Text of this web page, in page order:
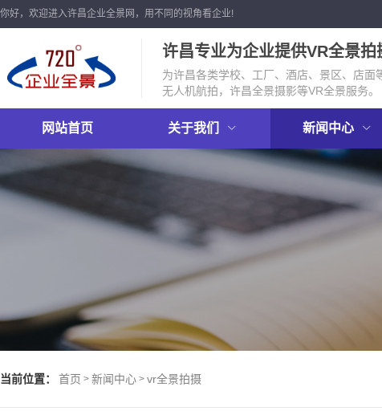
你好，欢迎进入许昌企业全景网，用不同的视角看企业!
许昌专业为企业提供VR全景拍
为许昌各类学校、工厂、酒店、景区、店面
无人机航拍，许昌全景摄影等VR全景服务。
网站首页 关于我们 新闻中心
当前位置： 首页 > 新闻中心 > vr全景拍摄